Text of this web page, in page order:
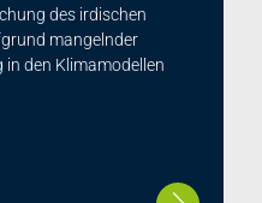
des irdischen
mangelnder
den Klimamodellen